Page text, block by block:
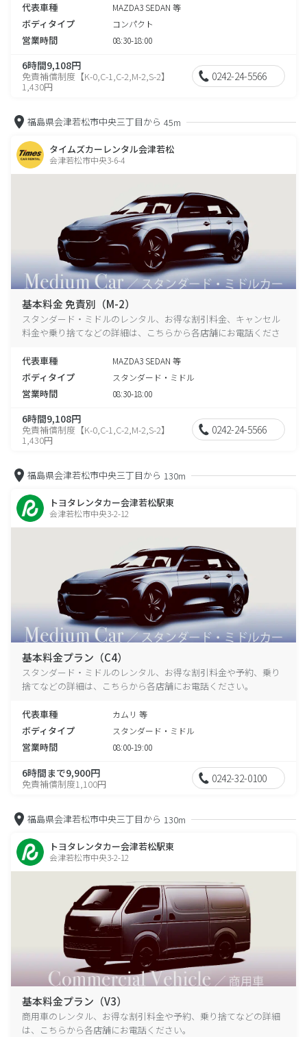
代表車種 MAZDA3 SEDAN 等
ボディタイプ コンパクト
営業時間 08:30-18:00
6時間9,108円
免責補償制度【K-0,C-1,C-2,M-2,S-2】
1,430円
0242-24-5566
福島県会津若松市中央三丁目から 45m
タイムズカーレンタル会津若松
会津若松市中央3-6-4
基本料金 免責別（M-2）
スタンダード・ミドルのレンタル、お得な割引料金、キャンセル
料金や乗り捨てなどの詳細は、こちらから各店舗にお電話くださ
代表車種
MAZDA3 SEDAN 等
ボディタイプ スタンダード・ミドル
営業時間 08:30-18:00
6時間9,108円
免責補償制度【K-0,C-1,C-2,M-2,S-2】
1,430円
0242-24-5566
福島県会津若松市中央三丁目から 130m
トヨタレンタカー会津若松駅東
会津若松市中央3-2-12
基本料金プラン（C4）
スタンダード・ミドルのレンタル、お得な割引料金や予約、乗り
捨てなどの詳細は、こちらから各店舗にお電話ください。
代表車種 カムリ 等
ボディタイプ スタンダード・ミドル
営業時間 08:00-19:00
6時間まで9,900円
免責補償制度1,100円 0242-32-0100
福島県会津若松市中央三丁目から 130m
トヨタレンタカー会津若松駅東
会津若松市中央3-2-12
基本料金プラン（V3）
商用車のレンタル、お得な割引料金や予約、乗り捨てなどの詳細
は、こちらから各店舗にお電話ください。